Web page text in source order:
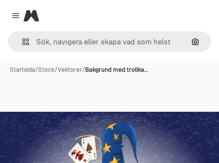
Close menu
Magnific
Sök
Startsida/Stock/Vektorer/Bakgrund med trollka…